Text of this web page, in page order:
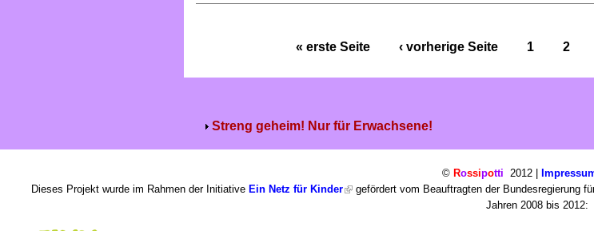
« erste Seite ‹ vorherige Seite 1 2
Streng geheim! Nur für Erwachsene!
© Rossipotti 2012 |
Dieses Projekt wurde im Rahmen der Initiative Ein Netz für Kinder
gefördert vom Beauftragten der Bundesregierung
Jahren 2008 bis 2012: